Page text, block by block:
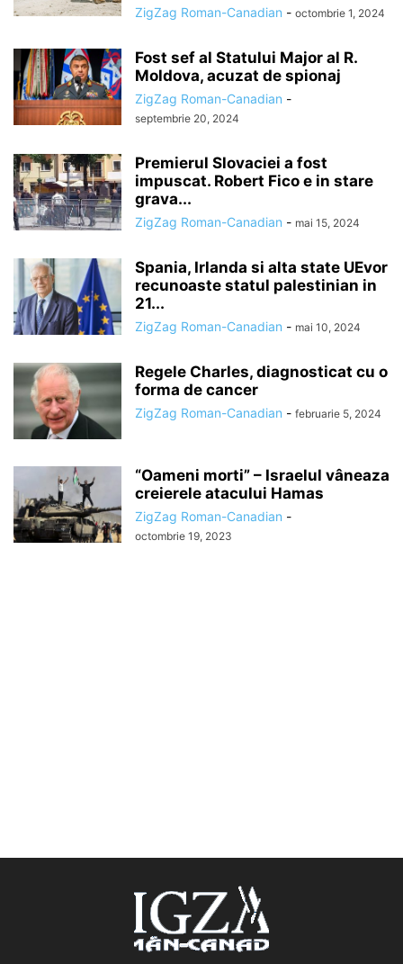
ZigZag Roman-Canadian - octombrie 1, 2024
Fost sef al Statului Major al R.
Moldova, acuzat de spionaj
ZigZag Roman-Canadian -
septembrie 20, 2024
Premierul Slovaciei a fost
impuscat. Robert Fico e in stare
grava...
ZigZag Roman-Canadian - mai 15, 2024
Spania, Irlanda si alta state UEvor
recunoaste statul palestinian in
21...
ZigZag Roman-Canadian - mai 10, 2024
Regele Charles, diagnosticat cu o
forma de cancer
ZigZag Roman-Canadian - februarie 5, 2024
“Oameni morti” – Israelul vâneaza
creierele atacului Hamas
ZigZag Roman-Canadian -
octombrie 19, 2023